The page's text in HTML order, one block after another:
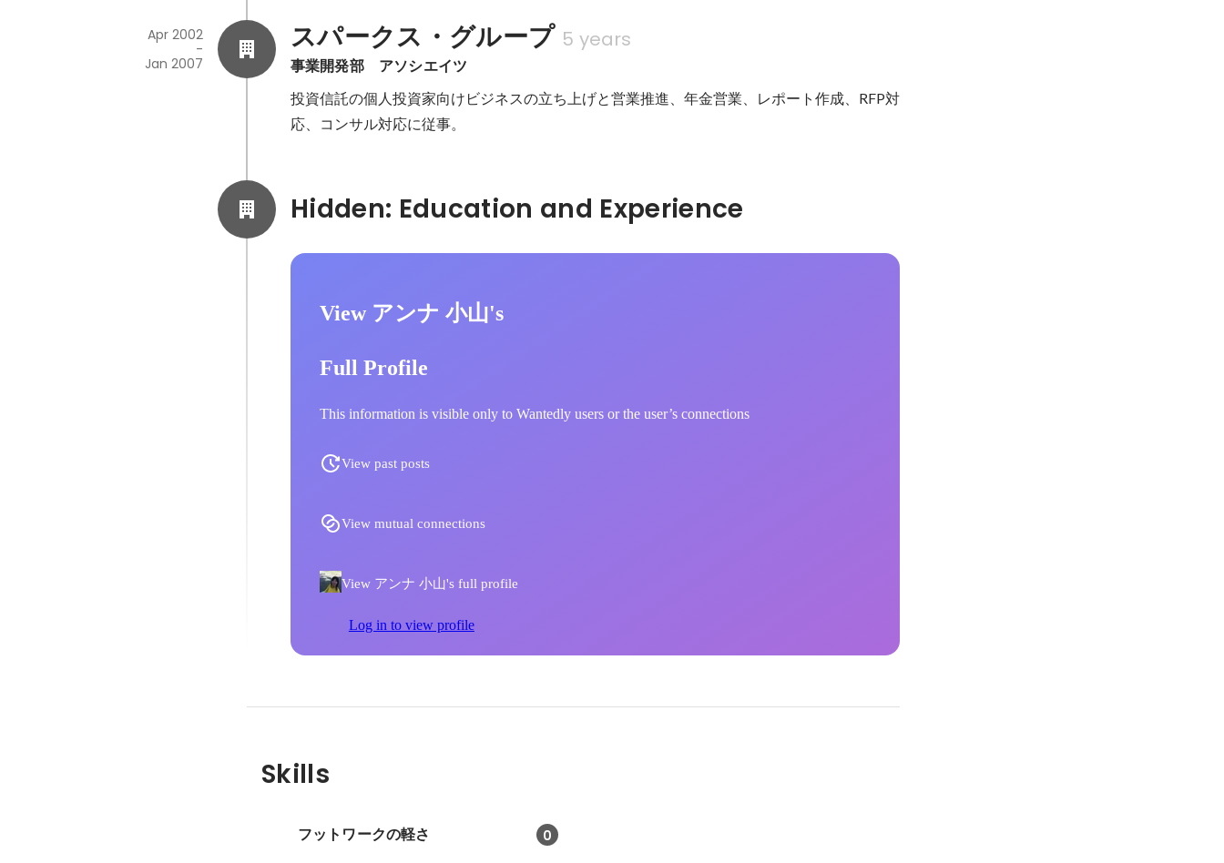
スパークス・グループ 5 years
事業開発部　アソシエイツ
Apr 2002
-
Jan 2007
投資信託の個人投資家向けビジネスの立ち上げと営業推進、年金営業、レポート作成、RFP対
応、コンサル対応に従事。
View アンナ 小山's
Full Profile
This information is visible only to Wantedly users or the user’s connections
View past posts
View mutual connections
View アンナ 小山's full profile
Log in to view profile
Skills
フットワークの軽さ 0